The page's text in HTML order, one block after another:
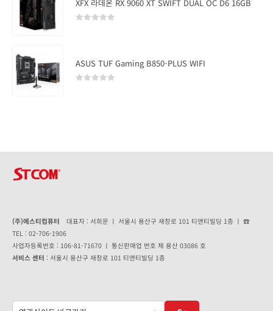
XFX 라데온 RX 9060 XT SWIFT DUAL OC D6 16GB
ASUS TUF Gaming B850-PLUS WIFI
(주)에스티컴퓨터 대표자 : 서희문 ㅣ 서울시 용산구 새창로 101 티앤티빌딩 1층 ㅣ ☎
TEL : 02-706-1906
사업자등록번호 : 106-81-71670 ㅣ 통신판매업 번호 제 용산 03086 호
서비스 센터 : 서울시 용산구 새창로 101 티앤티빌딩 1층